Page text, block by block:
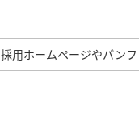
採用ホームページやパンフ